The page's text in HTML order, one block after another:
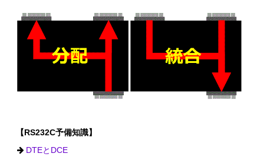
【RS232C予備知識】
DTEとDCE